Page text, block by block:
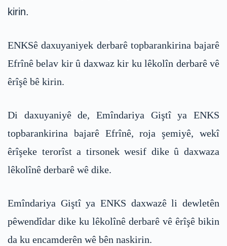
kirin.
ENKSê daxuyaniyek derbarê topbarankirina bajarê
Efrînê belav kir û daxwaz kir ku lêkolîn derbarê vê
êrîşê bê kirin.
Di daxuyaniyê de, Emîndariya Giştî ya ENKS
topbarankirina bajarê Efrînê, roja şemiyê, wekî
êrîşeke terorîst a tirsonek wesif dike û daxwaza
lêkolînê derbarê wê dike.
Emîndariya Giştî ya ENKS daxwazê li dewletên
pêwendîdar dike ku lêkolînê derbarê vê êrîşê bikin
da ku encamderên wê bên naskirin.